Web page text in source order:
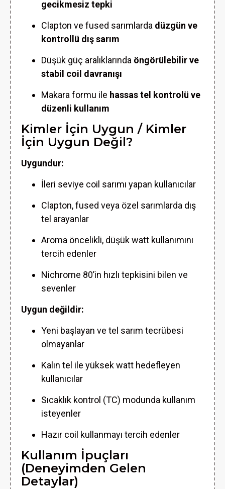
gecikmesiz tepki
Clapton ve fused sarımlarda düzgün ve
kontrollü dış sarım
Düşük güç aralıklarında öngörülebilir ve
stabil coil davranışı
Makara formu ile hassas tel kontrolü ve
düzenli kullanım
Kimler İçin Uygun / Kimler
İçin Uygun Değil?
Uygundur:
İleri seviye coil sarımı yapan kullanıcılar
Clapton, fused veya özel sarımlarda dış
tel arayanlar
Aroma öncelikli, düşük watt kullanımını
tercih edenler
Nichrome 80’in hızlı tepkisini bilen ve
sevenler
Uygun değildir:
Yeni başlayan ve tel sarım tecrübesi
olmayanlar
Kalın tel ile yüksek watt hedefleyen
kullanıcılar
Sıcaklık kontrol (TC) modunda kullanım
isteyenler
Hazır coil kullanmayı tercih edenler
Kullanım İpuçları
(Deneyimden Gelen
Detaylar)